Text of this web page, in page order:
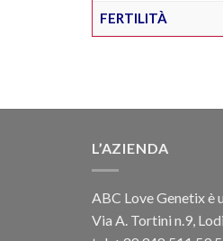
FERTILITÀ
L’AZIENDA
ABC Love Genetix è
Via A. Tortini n.9,